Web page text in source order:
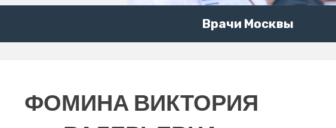
Врачи Москвы
ФОМИНА ВИКТОРИЯ